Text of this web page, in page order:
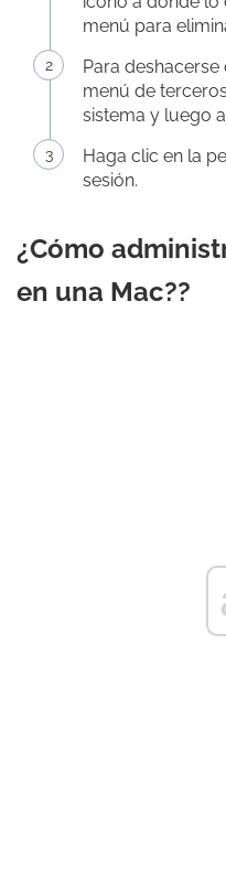
menú para
Para
menú de
sistema y luego
Haga clic en la
sesión.
¿Cómo
en una Mac??